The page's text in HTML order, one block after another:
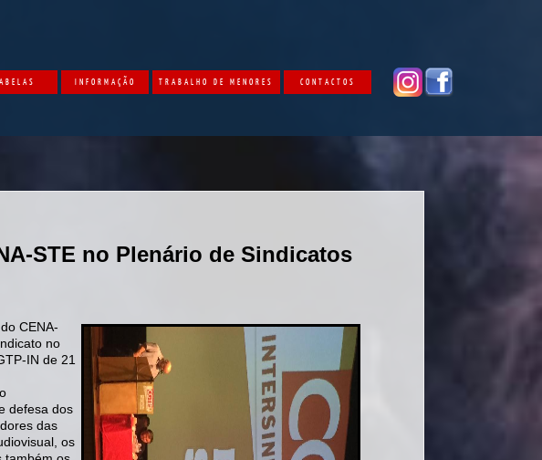
INFORMAÇÃO TRABALHO DE MENORES CONTACTOS
STE no Plenário de Sindicatos
CENA-
no
IN de 21
defesa dos
das
os